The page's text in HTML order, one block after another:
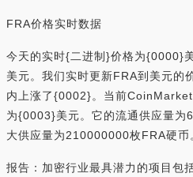
FRA价格实时数据
今天的实时{二进制}价格为{0000}
美元。我们实时更新FRA到美元的
内上涨了{0002}。当前
为{0003}美元。它的流通供应量
大供应量为210000000枚FRA硬币
报告：加密行业最具潜力的项目